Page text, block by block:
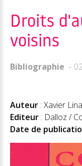
Droits
voisins
Bibliographie
Auteur : Xavier
Editeur : Dalloz /
Date de